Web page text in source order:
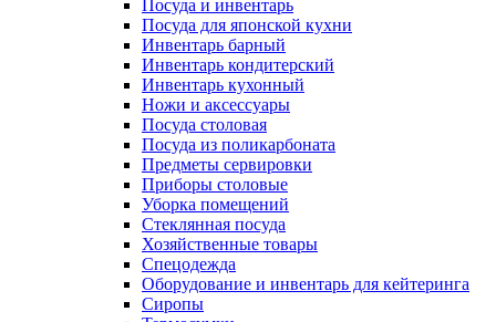
Посуда и инвентарь
Посуда для японской кухни
Инвентарь барный
Инвентарь кондитерский
Инвентарь кухонный
Ножи и аксессуары
Посуда столовая
Посуда из поликарбоната
Предметы сервировки
Приборы столовые
Уборка помещений
Стеклянная посуда
Хозяйственные товары
Спецодежда
Оборудование и инвентарь для кейтеринга
Сиропы